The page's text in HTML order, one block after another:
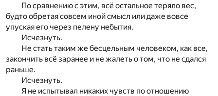
По сравнению с этим, всё остальное теряло вес,
будто обретая совсем иной смысл или даже вовсе
упуская его через пелену небытия.
Исчезнуть.
Не стать таким же бесцельным человеком, как все,
закончить всё заранее и не жалеть о том, что не сдался
раньше.
Исчезнуть.
Я не испытывал никаких чувств по отношению